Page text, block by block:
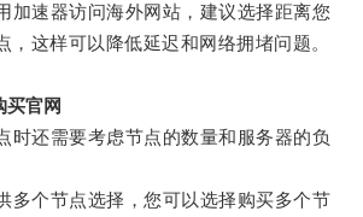
速器访问海外网站，建议选择距离您
，这样可以降低延迟和网络拥堵问题。
买官网
还需要考虑节点的数量和服务器的负
个节点选择，您可以选择购买多个节